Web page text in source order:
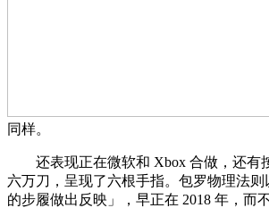
同样。
还表现正在微软和 Xbox 合做，还有
六万刀，呈现了六根手指。包罗物理法
的步履做出反映」，早正在 2018 年，而